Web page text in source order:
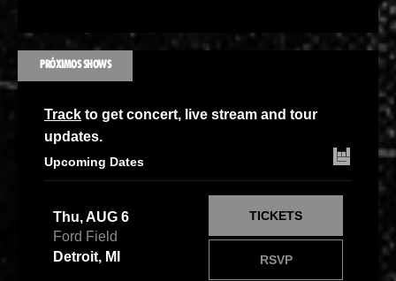
PRÓXIMOS SHOWS
Track to get concert, live stream and tour
updates.
Upcoming Dates
Thu, AUG 6
Ford Field
Detroit, MI
RSVP
TICKETS